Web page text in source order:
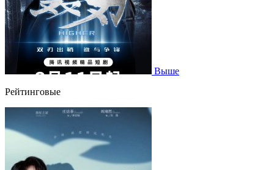
Выше
Рейтинговые